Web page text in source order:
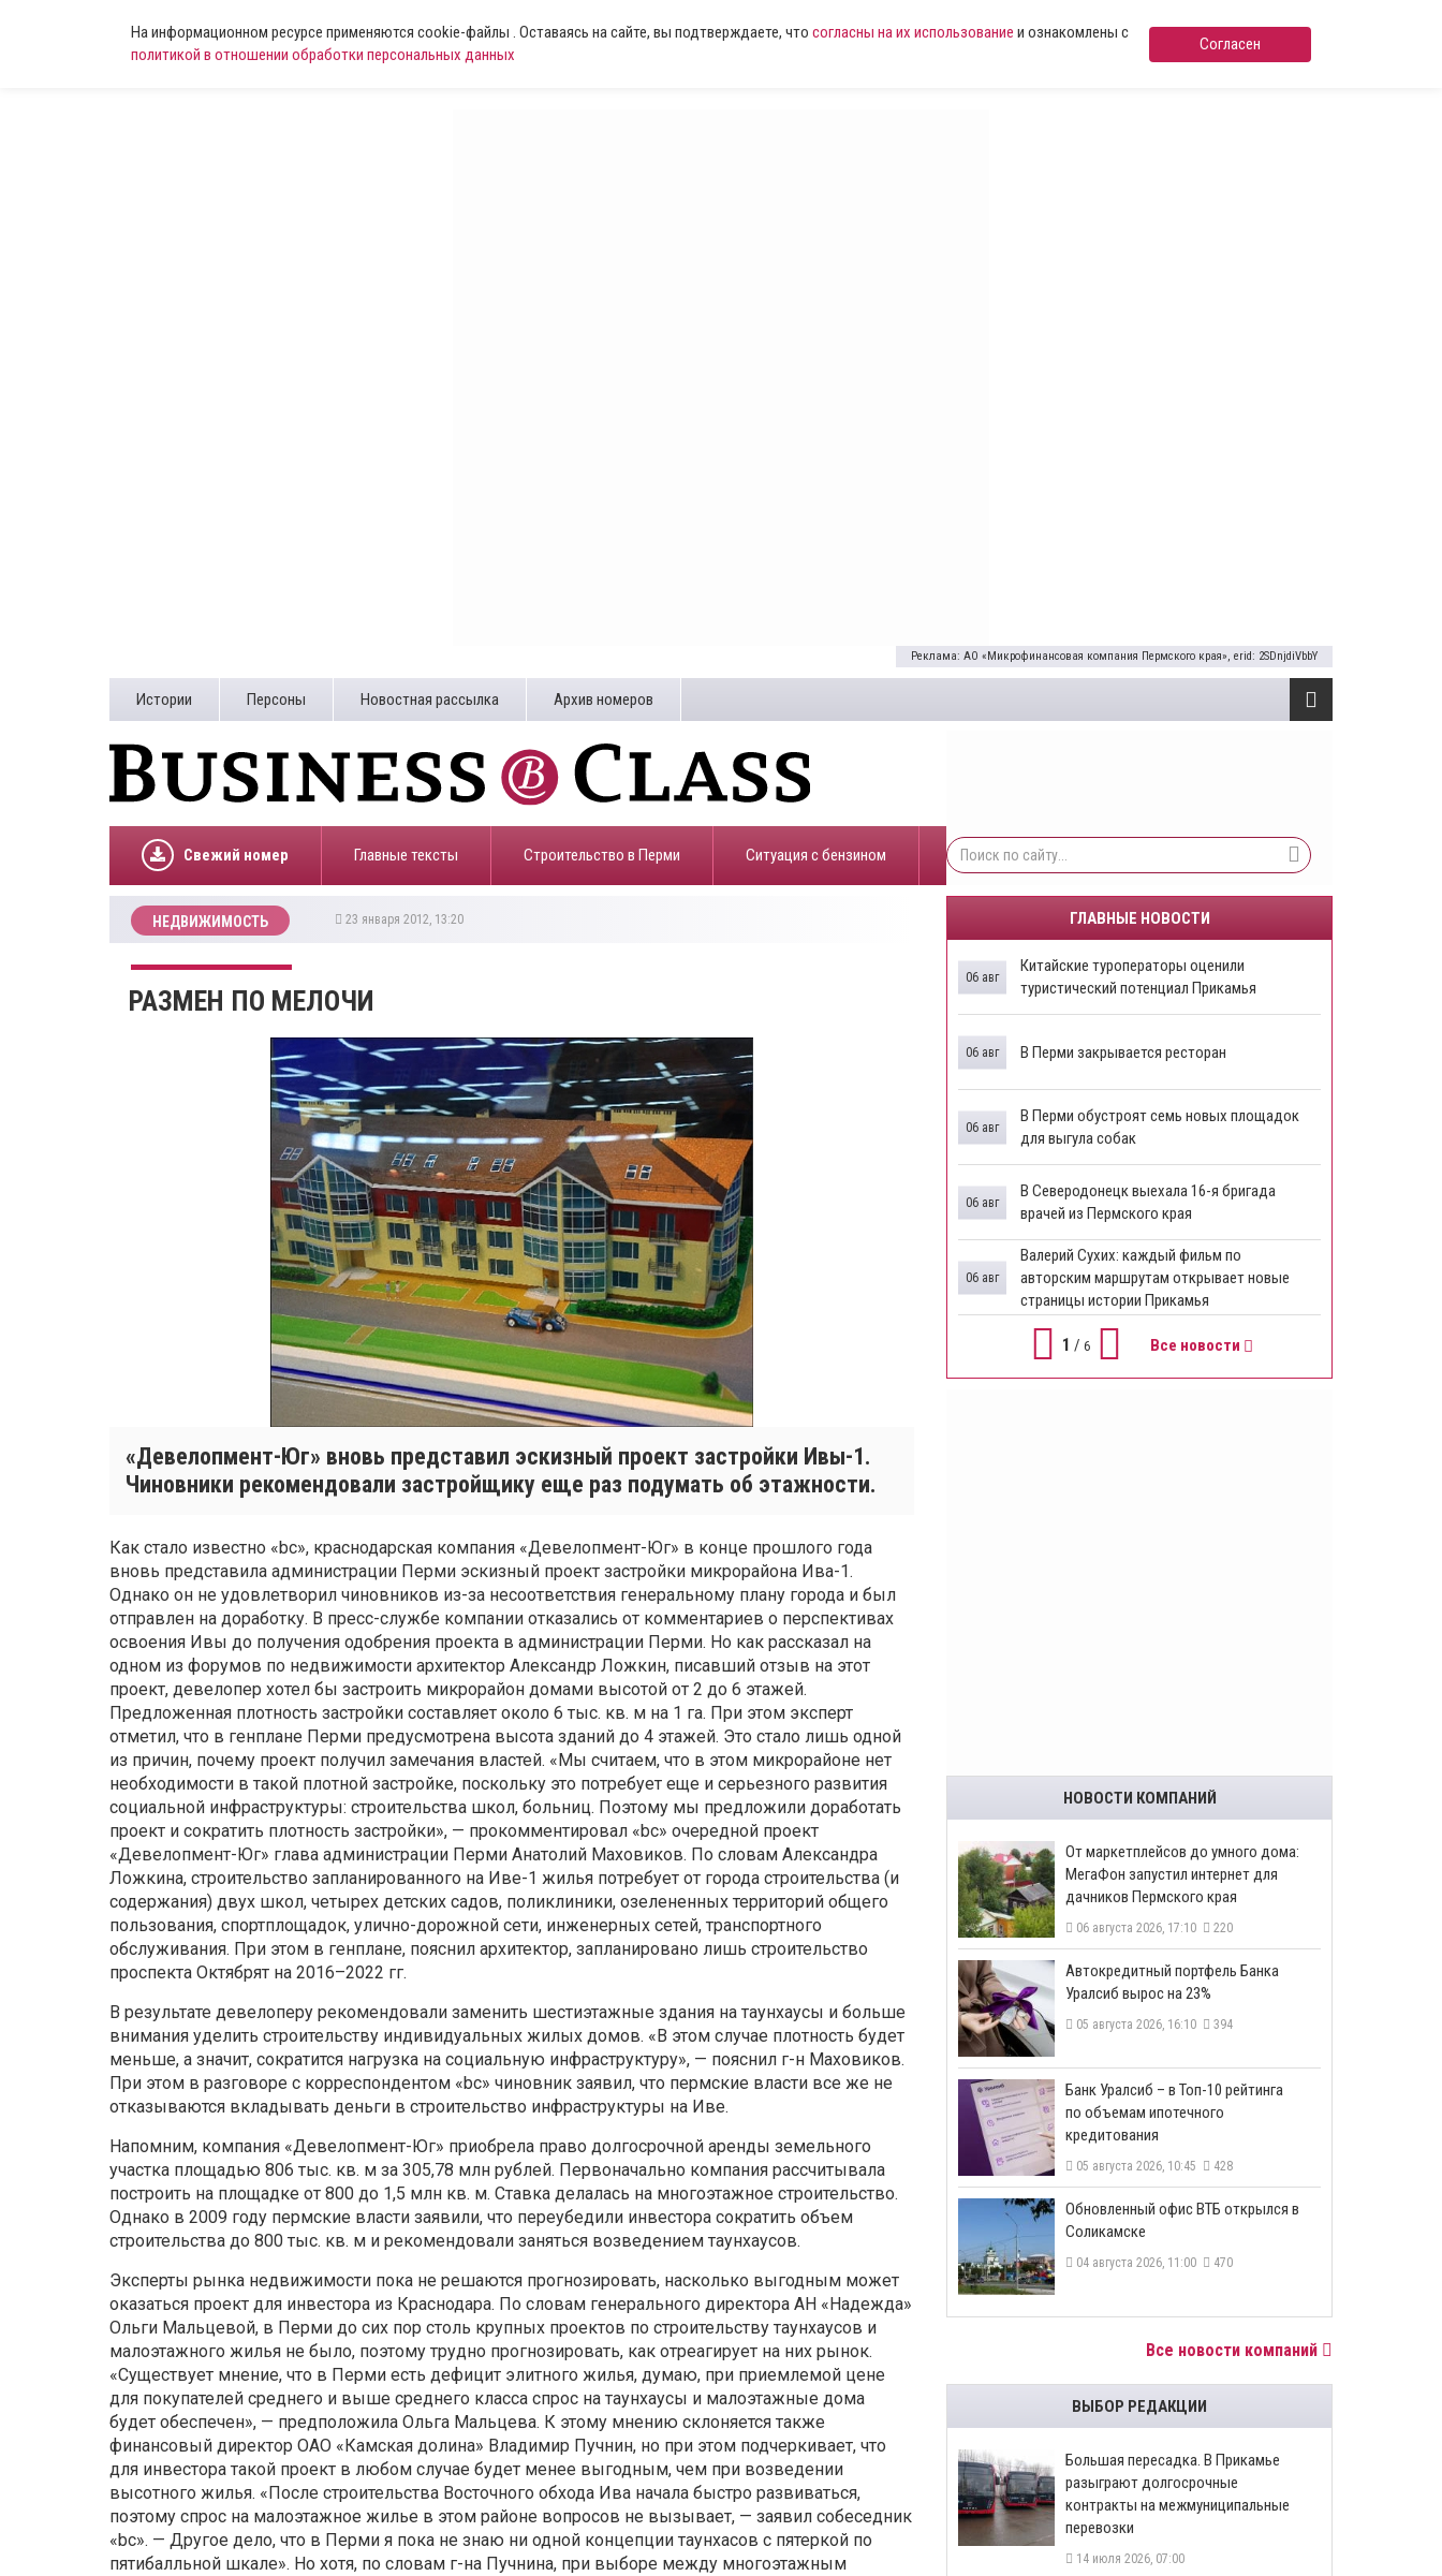
На информационном ресурсе применяются cookie-файлы . Оставаясь на сайте, вы подтверждаете, что согласны на их использование и ознакомлены с
политикой в отношении обработки персональных данных
Согласен
Реклама: АО «Микрофинансовая компания Пермского края», erid: 2SDnjdiVbbY
Истории Персоны Новостная рассылка Архив номеров
Свежий номер Главные тексты Строительство в Перми ​Ситуация с бензином
НЕДВИЖИМОСТЬ 23 января 2012, 13:20
РАЗМЕН ПО МЕЛОЧИ
«Девелопмент-Юг» вновь представил эскизный проект застройки Ивы-1.
Чиновники рекомендовали застройщику еще раз подумать об этажности.
Как стало известно «bc», краснодарская компания «Девелопмент-Юг» в конце прошлого года
вновь представила администрации Перми эскизный проект застройки микрорайона Ива-1.
Однако он не удовлетворил чиновников из-за несоответствия генеральному плану города и был
отправлен на доработку. В пресс-службе компании отказались от комментариев о перспективах
освоения Ивы до получения одобрения проекта в администрации Перми. Но как рассказал на
одном из форумов по недвижимости архитектор Александр Ложкин, писавший отзыв на этот
проект, девелопер хотел бы застроить микрорайон домами высотой от 2 до 6 этажей.
Предложенная плотность застройки составляет около 6 тыс. кв. м на 1 га. При этом эксперт
отметил, что в генплане Перми предусмотрена высота зданий до 4 этажей. Это стало лишь одной
из причин, почему проект получил замечания властей. «Мы считаем, что в этом микрорайоне нет
необходимости в такой плотной застройке, поскольку это потребует еще и серьезного развития
социальной инфраструктуры: строительства школ, больниц. Поэтому мы предложили доработать
проект и сократить плотность застройки», — прокомментировал «bc» очередной проект
«Девелопмент-Юг» глава администрации Перми Анатолий Маховиков. По словам Александра
Ложкина, строительство запланированного на Иве-1 жилья потребует от города строительства (и
содержания) двух школ, четырех детских садов, поликлиники, озелененных территорий общего
пользования, спортплощадок, улично-дорожной сети, инженерных сетей, транспортного
обслуживания. При этом в генплане, пояснил архитектор, запланировано лишь строительство
проспекта Октябрят на 2016–2022 гг.
В результате девелоперу рекомендовали заменить шести­этажные здания на таунхаусы и больше
внимания уделить строительству индивидуальных жилых домов. «В этом случае плотность будет
меньше, а значит, сократится нагрузка на социальную инфраструктуру», — пояснил г-н Маховиков.
При этом в разговоре с корреспондентом «bc» чиновник заявил, что пермские власти все же не
отказываются вкладывать деньги в строительство инфраструктуры на Иве.
Напомним, компания «Девелопмент-Юг» приобрела право долгосрочной аренды земельного
участка площадью 806 тыс. кв. м за 305,78 млн рублей. Первоначально компания рассчитывала
построить на площадке от 800 до 1,5 млн кв. м. Ставка делалась на многоэтажное строительство.
Однако в 2009 году пермские власти заявили, что переубедили инвестора сократить объем
строительства до 800 тыс. кв. м и рекомендовали заняться возведением таунхаусов.
Эксперты рынка недвижимости пока не решаются прогнозировать, насколько выгодным может
оказаться проект для инвестора из Краснодара. По словам генерального директора АН «Надежда»
Ольги Мальцевой, в Перми до сих пор столь крупных проектов по строительству таунхаусов и
малоэтажного жилья не было, поэтому трудно прогнозировать, как отреагирует на них рынок.
«Существует мнение, что в Перми есть дефицит элитного жилья, думаю, при приемлемой цене
для покупателей среднего и выше среднего класса спрос на таунхаусы и малоэтажные дома
будет обеспечен», — предположила Ольга Мальцева. К этому мнению склоняется также
финансовый директор ОАО «Камская долина» Владимир Пучнин, но при этом подчеркивает, что
для инвестора такой проект в любом случае будет менее выгодным, чем при возведении
высотного жилья. «После строительства Восточного обхода Ива начала быстро развиваться,
поэтому спрос на малоэтажное жилье в этом районе вопросов не вызывает, — заявил собеседник
«bc». — Другое дело, что в Перми я пока не знаю ни одной концепции таунхасов с пятеркой по
пятибалльной шкале». Но хотя, по словам г-на Пучнина, при выборе между многоэтажным
ГЛАВНЫЕ НОВОСТИ
Китайские туроператоры оценили
туристический потенциал Прикамья
06 авг
В Перми закрывается ресторан
06 авг
​В Перми обустроят семь новых площадок
для выгула собак
06 авг
В Северодонецк выехала 16-я бригада
врачей из Пермского края
06 авг
​Валерий Сухих: каждый фильм по
авторским маршрутам открывает новые
страницы истории Прикамья
06 авг
1 / 6 Все новости
НОВОСТИ КОМПАНИЙ
От маркетплейсов до умного дома:
МегаФон запустил интернет для
дачников Пермского края
06 августа 2026, 17:10 220
​Автокредитный портфель Банка
Уралсиб вырос на 23%
05 августа 2026, 16:10 394
​Банк Уралсиб – в Топ-10 рейтинга
по объемам ипотечного
кредитования
05 августа 2026, 10:45 428
​Обновленный офис ВТБ открылся в
Соликамске
04 августа 2026, 11:00 470
Все новости компаний
ВЫБОР РЕДАКЦИИ
Большая пересадка. В Прикамье
разыграют долгосрочные
контракты на межмуниципальные
перевозки
14 июля 2026, 07:00